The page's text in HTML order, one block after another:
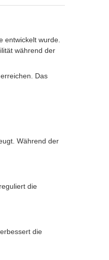
entwickelt wurde.
während der
Das
Während der
die
die